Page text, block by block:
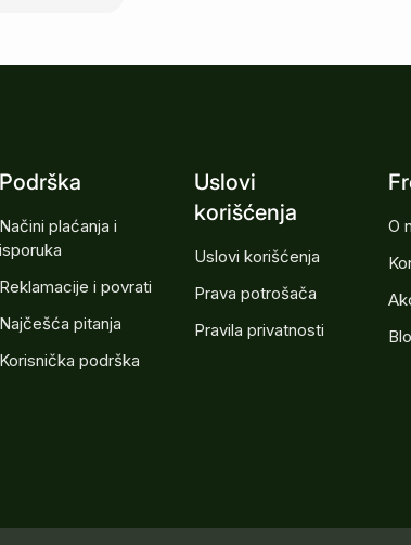
Podrška
Načini plaćanja i
isporuka
Reklamacije i povrati
Najčešća pitanja
Korisnička podrška
Uslovi
korišćenja
Uslovi korišćenja
Prava potrošača
Pravila privatnosti
O